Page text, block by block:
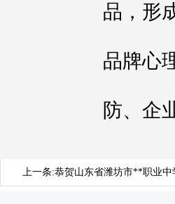
品，形
品牌心
防、企
上一条:恭贺山东省潍坊市**职业